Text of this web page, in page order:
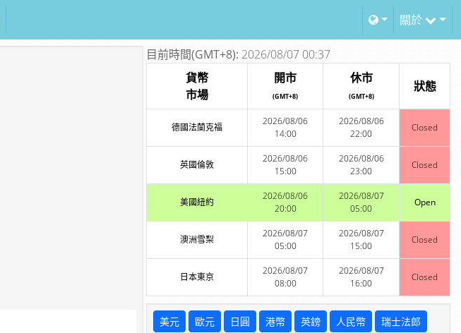
關於
目前時間(GMT+8): 2026/08/07 00:37
貨幣
市場
開市
(GMT+8)
休市
(GMT+8)
狀態
德國法蘭克福
2026/08/06
14:00
2026/08/06
22:00
Closed
英國倫敦
2026/08/06
15:00
2026/08/06
23:00
Closed
美國紐約
2026/08/06
20:00
2026/08/07
05:00
Open
澳洲雪梨
2026/08/07
05:00
2026/08/07
15:00
Closed
日本東京
2026/08/07
08:00
2026/08/07
16:00
Closed
美元 歐元 日圓 港幣 英鎊 人民幣 瑞士法郎